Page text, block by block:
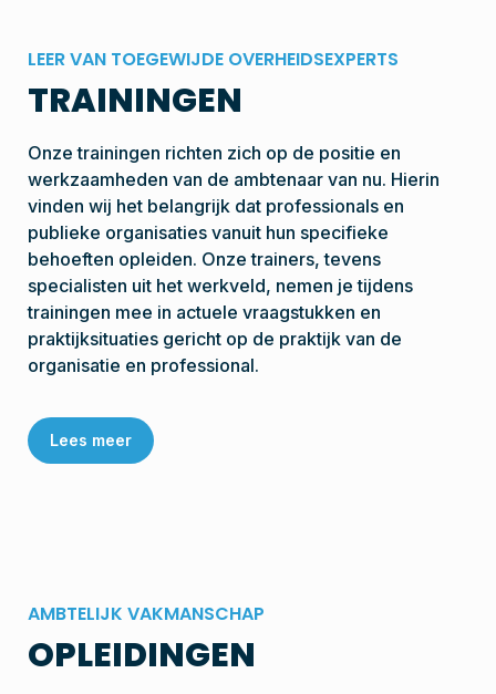
LEER VAN TOEGEWIJDE OVERHEIDSEXPERTS
TRAININGEN
Onze trainingen richten zich op de positie en
werkzaamheden van de ambtenaar van nu. Hierin
vinden wij het belangrijk dat professionals en
publieke organisaties vanuit hun specifieke
behoeften opleiden. Onze trainers, tevens
specialisten uit het werkveld, nemen je tijdens
trainingen mee in actuele vraagstukken en
praktijksituaties gericht op de praktijk van de
organisatie en professional.
Lees meer
AMBTELIJK VAKMANSCHAP
OPLEIDINGEN